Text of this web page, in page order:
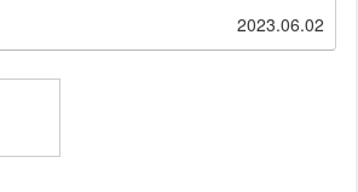
2023.06.02